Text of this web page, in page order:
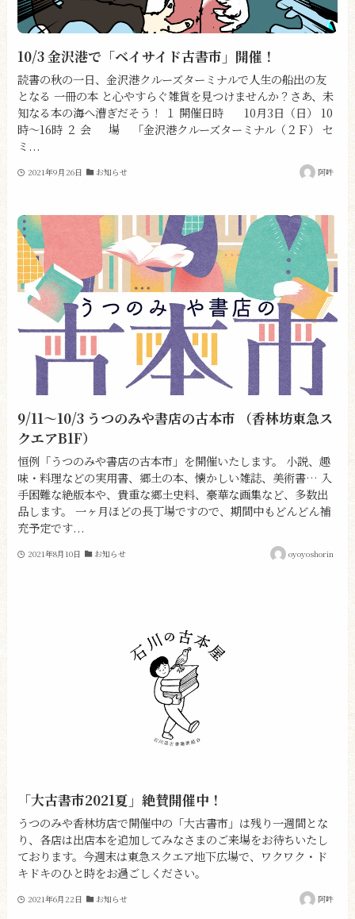
10/3 金沢港で「ベイサイド古書市」開催！
読書の秋の一日、金沢港クルーズターミナルで人生の船出の友
となる 一冊の本 と心やすらぐ雑貨を見つけませんか？さあ、未
知なる本の海へ漕ぎだそう！ １ 開催日時 10月3日（日） 10
時～16時 ２ 会 場 「金沢港クルーズターミナル（２Ｆ） セ
ミ...
2021年9月26日 お知らせ 阿吽
9/11〜10/3 うつのみや書店の古本市 （香林坊東急ス
クエアB1F）
恒例「うつのみや書店の古本市」を開催いたします。 小説、趣
味・料理などの実用書、郷土の本、懐かしい雑誌、美術書… 入
手困難な絶版本や、貴重な郷土史料、豪華な画集など、多数出
品します。 一ヶ月ほどの長丁場ですので、期間中もどんどん補
充予定です...
2021年8月10日 お知らせ oyoyoshorin
「大古書市2021夏」絶賛開催中！
うつのみや香林坊店で開催中の「大古書市」は残り一週間とな
り、各店は出店本を追加してみなさまのご来場をお待ちいたし
ております。今週末は東急スクエア地下広場で、ワクワク・ド
キドキのひと時をお過ごしください。
2021年6月22日 お知らせ 阿吽